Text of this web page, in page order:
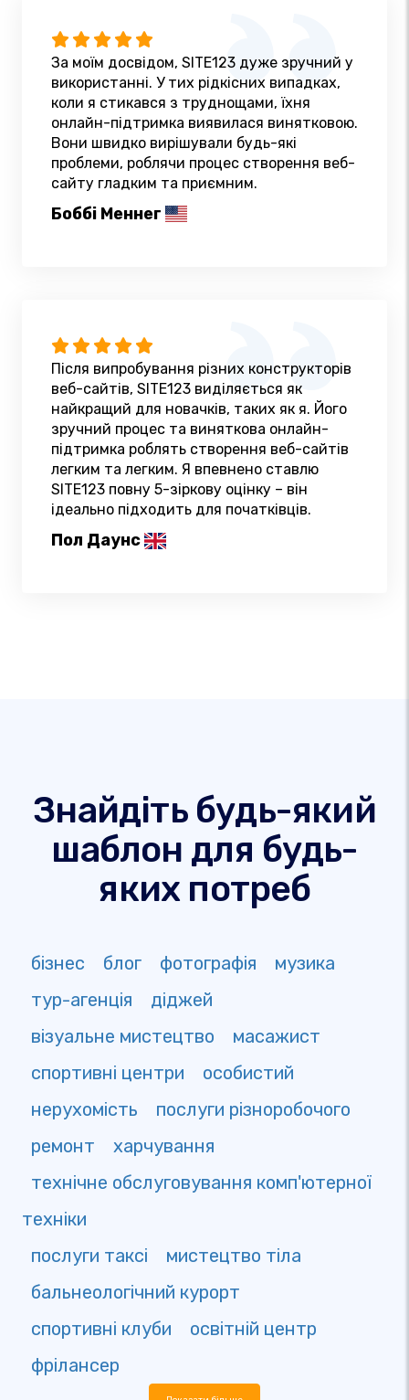
За моїм досвідом, SITE123 дуже зручний у
використанні. У тих рідкісних випадках,
коли я стикався з труднощами, їхня
онлайн-підтримка виявилася винятковою.
Вони швидко вирішували будь-які
проблеми, роблячи процес створення веб-
сайту гладким та приємним.
Боббі Меннег
Після випробування різних конструкторів
веб-сайтів, SITE123 виділяється як
найкращий для новачків, таких як я. Його
зручний процес та виняткова онлайн-
підтримка роблять створення веб-сайтів
легким та легким. Я впевнено ставлю
SITE123 повну 5-зіркову оцінку – він
ідеально підходить для початківців.
Пол Даунс
Знайдіть будь-який
шаблон для будь-
яких потреб
бізнес блог фотографія
музика
тур-агенція
діджей
візуальне мистецтво
масажист
спортивні центри
особистий
нерухомість
послуги різноробочого
ремонт
харчування
технічне обслуговування комп'ютерної
техніки
послуги таксі
мистецтво тіла
бальнеологічний курорт
спортивні клуби
освітній центр
фрілансер